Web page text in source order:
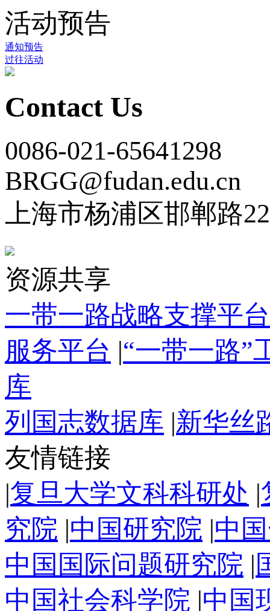
活动预告
通知预告
过往活动
Contact Us
0086-021-65641298
BRGG@fudan.edu.cn
上海市杨浦区邯郸路
资源共享
一带一路战略支撑平台
服务平台 |“一带一路”
库
列国志数据库 |新华丝
友情链接
|复旦大学文科科研处 |
究院 |中国研究院 |中
中国国际问题研究院 |
中国社会科学院 |中国